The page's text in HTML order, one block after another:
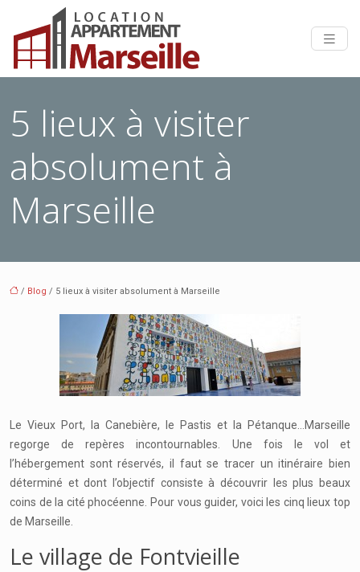
5 lieux à visiter
absolument à
Marseille
/ Blog / 5 lieux à visiter absolument à Marseille
Le Vieux Port, la Canebière, le Pastis et la Pétanque…Marseille
regorge de repères incontournables. Une fois le vol et
l’hébergement sont réservés, il faut se tracer un itinéraire bien
déterminé et dont l’objectif consiste à découvrir les plus beaux
coins de la cité phocéenne. Pour vous guider, voici les cinq lieux top
de Marseille.
Le village de Fontvieille